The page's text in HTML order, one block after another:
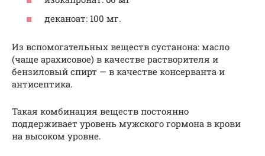
деканоат: 100 мг.
Из вспомогательных веществ сустанона: масло
(чаще арахисовое) в качестве растворителя и
бензиловый спирт — в качестве консерванта и
антисептика.
Такая комбинация веществ постоянно
поддерживает уровень мужского гормона в крови
на высоком уровне.